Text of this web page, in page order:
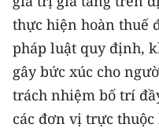
CHƯƠNG TRÌNH OCOP
MỘT SẢN PHẨM
RADIO
MEDIA CENTER
thực hiện hoàn thuế
pháp luật quy định,
gây bức xúc cho
trách nhiệm bố trí
các đơn vị trực